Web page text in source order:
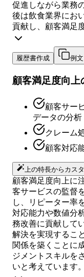
促進しながら業務
後は飲食業界にお
貢献し、顧客満足
履歴書作成 例
顧客満足度向上
顧客サー
データの分析
クレーム
顧客対応
上の特長からカス
顧客満足度向上に
客サービスの監督
し、リピーター率
対応能力や数値分
務改善に貢献して
解決を実現するこ
関係を築くことに
ジメントスキルを
いと考えています。